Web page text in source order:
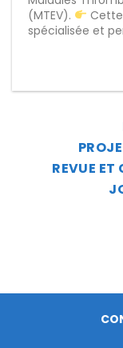
(MTEV).
spécialisée et
REVUE ET